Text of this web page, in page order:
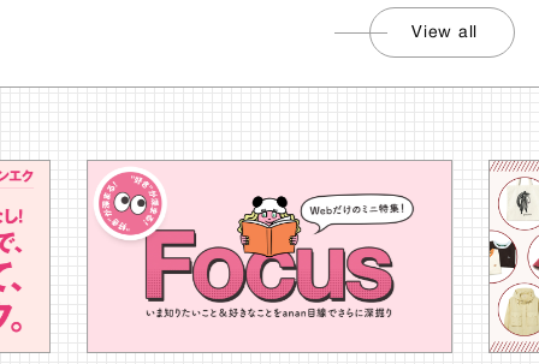
View all